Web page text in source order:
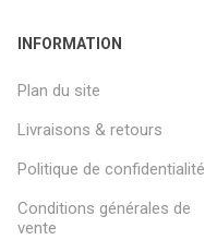
INFORMATION
Plan du site
Livraisons & retours
Politique de confidentialité
Conditions générales de
vente